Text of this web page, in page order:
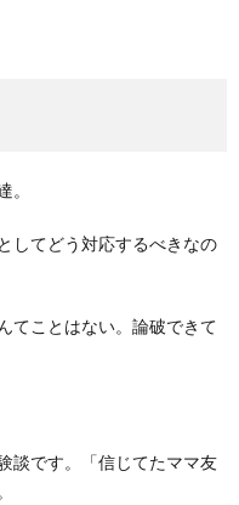
。
してどう対応するべきなの
てことはない。論破できて
談です。「信じてたママ友